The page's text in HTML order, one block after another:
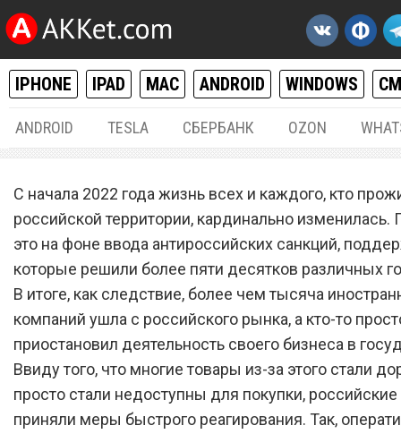
IPHONE IPAD MAC ANDROID WINDOWS
ANDROID TESLA СБЕРБАНК OZON
Налог неизбежен. «Почта
Росси» объявила о новом
лимите беспошлинного
для посылок из других
С начала 2022 года жизнь всех и каждого, кто
российской территории, кардинально
это на фоне ввода антироссийских санкций,
которые решили более пяти десятков различных
В итоге, как следствие, более чем тысяча
компаний ушла с российского рынка, а кто-то
приостановил деятельность своего бизнеса в
Ввиду того, что многие товары из-за этого стали
просто стали недоступны для покупки, российские
приняли меры быстрого реагирования. Так,